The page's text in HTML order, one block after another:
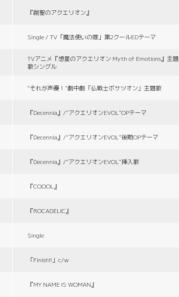
『創聖のアクエリオン』
Single / TV「魔法使いの嫁」第2クールEDテーマ
TVアニメ『想星のアクエリオン Myth of Emotions』主題
歌シングル
“それが声優！”劇中劇「仏戦士ボサツオン」主題歌
『Decennia』/“アクエリオンEVOL”OPテーマ
『Decennia』/“アクエリオンEVOL”後期OPテーマ
『Decennia』/“アクエリオンEVOL”挿入歌
『COOOL』
『ROCADELIC』
Single
「Finish!!」c/w
『MY NAME IS WOMAN』